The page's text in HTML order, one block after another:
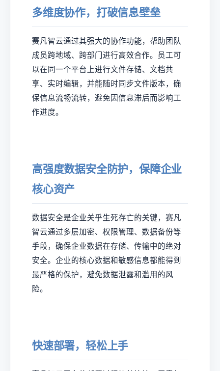
多维度协作，打破信息壁垒
赛凡智云通过其强大的协作功能，帮助团队
成员跨地域、跨部门进行高效合作。员工可
以在同一个平台上进行文件存储、文档共
享、实时编辑，并能随时同步文件版本，确
保信息流畅流转，避免因信息滞后而影响工
作进度。
高强度数据安全防护，保障企业
核心资产
数据安全是企业关乎生死存亡的关键，赛凡
智云通过多层加密、权限管理、数据备份等
手段，确保企业数据在存储、传输中的绝对
安全。企业的核心数据和敏感信息都能得到
最严格的保护，避免数据泄露和滥用的风
险。
快速部署，轻松上手